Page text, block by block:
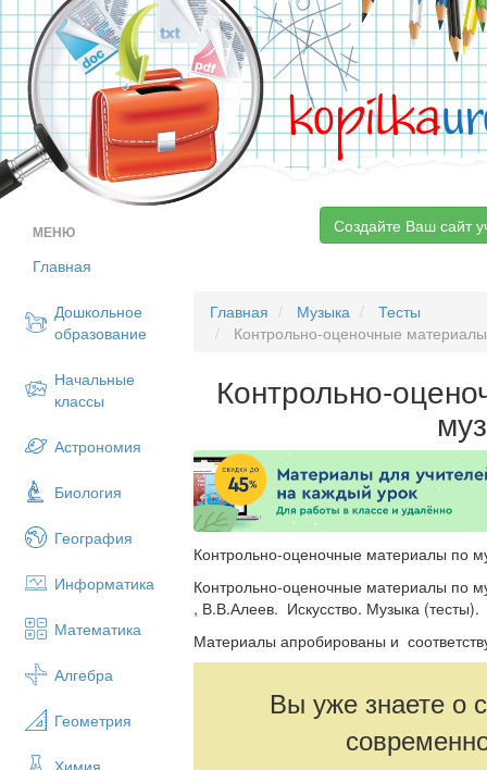
kopilka
МЕНЮ
Главная
Дошкольное
образование
Начальные
классы
Астрономия
Биология
География
Информатика
Математика
Алгебра
Геометрия
Химия
Создайте Ваш сайт
Главная Музыка
Тесты
Контрольно-оценочные
Контрольно-
​Контрольно-оценочные материалы по
​Контрольно-оценочные материалы по
, В.В.Алеев. Искусство. Музыка (тесты).
Материалы апробированы и
Вы уже знаете о